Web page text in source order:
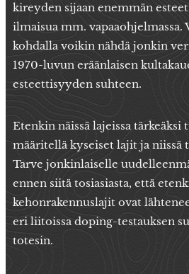
kireyden sijaan enemmän
ilmaisua mm.
kohdalla voikin nähdä jonkin
1970-luvun eräänlaisen
esteettisyyden suhteen.
Etenkin näissä lajeissa tärkeäksi
määritellä kyseiset lajit ja niissä
Tarve jonkinlaiselle
ennen siitä tosiasiasta, että
kehonrakennuslajit ovat
eri liitoissa doping-testauksen
totesin.